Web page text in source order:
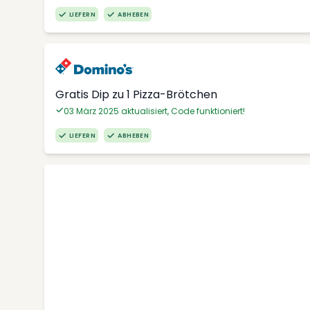
LIEFERN ABHEBEN
Gratis Dip zu 1 Pizza-Brötchen
03 März 2025 aktualisiert, Code funktioniert!
LIEFERN ABHEBEN